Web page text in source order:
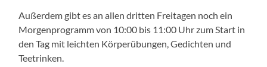
Außerdem gibt es an allen dritten Freitagen noch ein
Morgenprogramm von 10:00 bis 11:00 Uhr zum Start in
den Tag mit leichten Körperübungen, Gedichten und
Teetrinken.